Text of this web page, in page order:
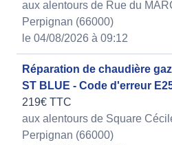
aux alentours de Rue du
Perpignan (66000)
le 04/08/2026 à 09:12
Réparation de chaudière
ST BLUE - Code d'erreur
219€ TTC
aux alentours de Square
Perpignan (66000)